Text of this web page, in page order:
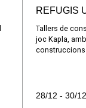
REFUGIS
Tallers de
joc Kapla,
construccions
28/12 - 30/12